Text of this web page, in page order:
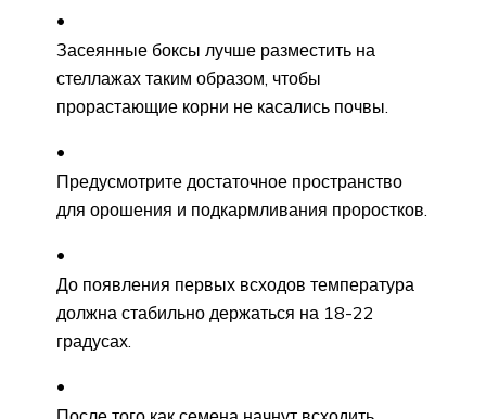
Засеянные боксы лучше разместить на
стеллажах таким образом, чтобы
прорастающие корни не касались почвы.
Предусмотрите достаточное пространство
для орошения и подкармливания проростков.
До появления первых всходов температура
должна стабильно держаться на 18-22
градусах.